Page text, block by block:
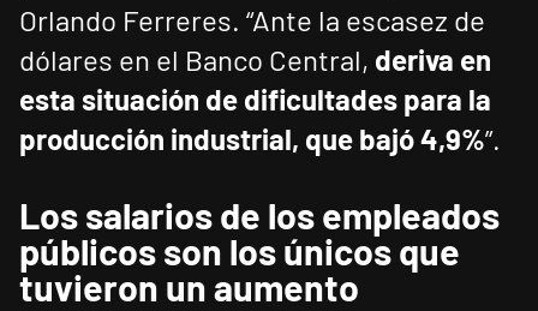
Orlando Ferreres. “Ante la escasez de
dólares en el Banco Central, deriva en
esta situación de dificultades para la
producción industrial, que bajó 4,9%”.
Los salarios de los empleados
públicos son los únicos que
tuvieron un aumento